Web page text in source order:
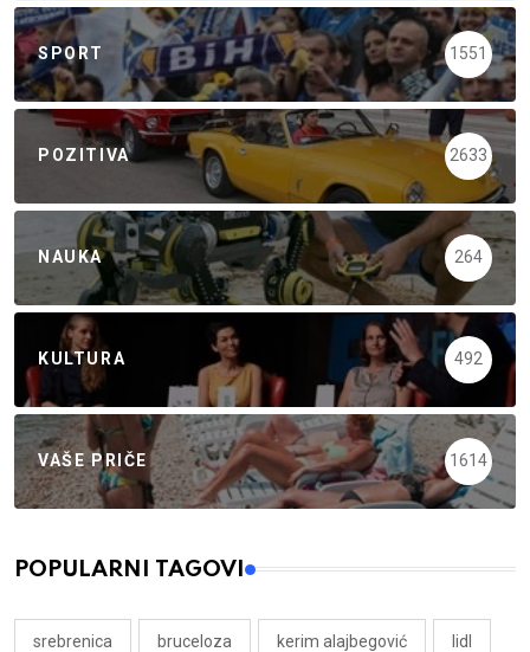
SPORT 1551
POZITIVA 2633
NAUKA 264
KULTURA 492
VAŠE PRIČE 1614
POPULARNI TAGOVI
srebrenica bruceloza kerim alajbegović lidl